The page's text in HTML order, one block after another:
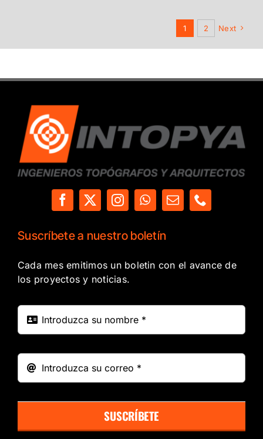
1 2 Next
Suscríbete a nuestro boletín
Cada mes emitimos un boletin con el avance de
los proyectos y noticias.
SUSCRÍBETE